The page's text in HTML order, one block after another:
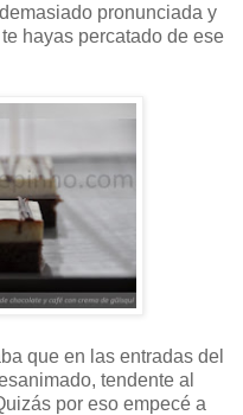
pronunciada y
hayas percatado de ese
que en las entradas del
tendente al
por eso empecé a